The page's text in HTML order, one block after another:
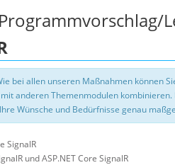
bei allen unseren Maßnahmen können
anderen Themenmodulen
Wünsche und Bedürfnisse genau
SignalR
und ASP.NET Core SignalR